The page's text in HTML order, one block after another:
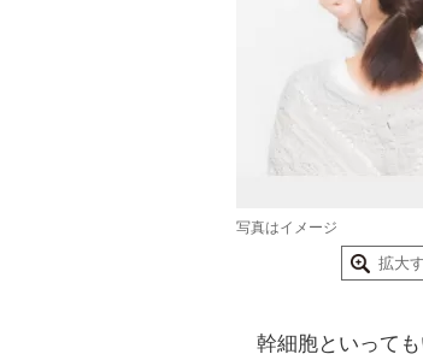
写真はイメージ
拡大
幹細胞といっても